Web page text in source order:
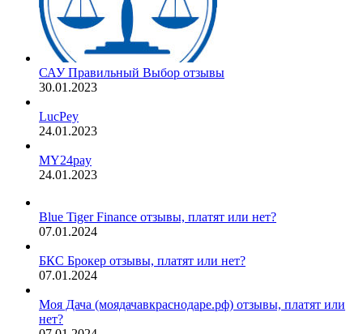
САУ Правильный Выбор отзывы
30.01.2023
LucPey
24.01.2023
MY24pay
24.01.2023
Blue Tiger Finance отзывы, платят или нет?
07.01.2024
БКС Брокер отзывы, платят или нет?
07.01.2024
Моя Дача (моядачавкраснодаре.рф) отзывы, платят или
нет?